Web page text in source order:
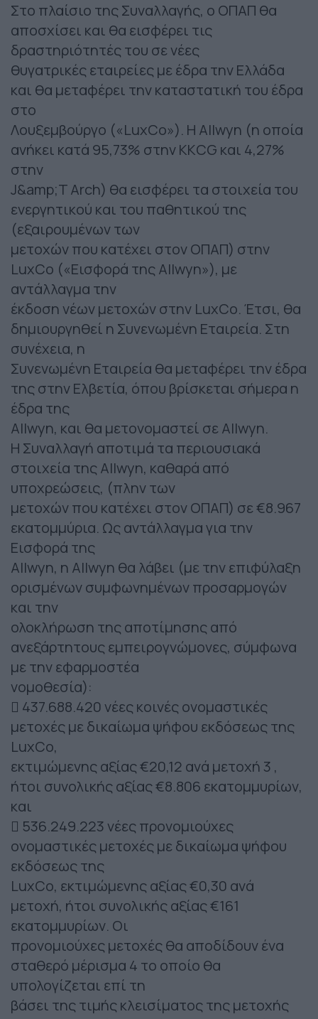
Στο πλαίσιο της Συναλλαγής, ο ΟΠΑΠ θα
αποσχίσει και θα εισφέρει τις
δραστηριότητές του σε νέες
θυγατρικές εταιρείες με έδρα την Ελλάδα
και θα μεταφέρει την καταστατική του έδρα
στο
Λουξεμβούργο («LuxCo»). Η Allwyn (η οποία
ανήκει κατά 95,73% στην KKCG και 4,27%
στην
J&amp;T Arch) θα εισφέρει τα στοιχεία του
ενεργητικού και του παθητικού της
(εξαιρουμένων των
μετοχών που κατέχει στον ΟΠΑΠ) στην
LuxCo («Εισφορά της Allwyn»), με
αντάλλαγμα την
έκδοση νέων μετοχών στην LuxCo. Έτσι, θα
δημιουργηθεί η Συνενωμένη Εταιρεία. Στη
συνέχεια, η
Συνενωμένη Εταιρεία θα μεταφέρει την έδρα
της στην Ελβετία, όπου βρίσκεται σήμερα η
έδρα της
Allwyn, και θα μετονομαστεί σε Allwyn.
Η Συναλλαγή αποτιμά τα περιουσιακά
στοιχεία της Allwyn, καθαρά από
υποχρεώσεις, (πλην των
μετοχών που κατέχει στον OΠΑΠ) σε €8.967
εκατομμύρια. Ως αντάλλαγμα για την
Εισφορά της
Allwyn, η Allwyn θα λάβει (με την επιφύλαξη
ορισμένων συμφωνημένων προσαρμογών
και την
ολοκλήρωση της αποτίμησης από
ανεξάρτητους εμπειρογνώμονες, σύμφωνα
με την εφαρμοστέα
νομοθεσία):
 437.688.420 νέες κοινές ονομαστικές
μετοχές με δικαίωμα ψήφου εκδόσεως της
LuxCo,
εκτιμώμενης αξίας €20,12 ανά μετοχή 3 ,
ήτοι συνολικής αξίας €8.806 εκατομμυρίων,
και
 536.249.223 νέες προνομιούχες
ονομαστικές μετοχές με δικαίωμα ψήφου
εκδόσεως της
LuxCo, εκτιμώμενης αξίας €0,30 ανά
μετοχή, ήτοι συνολικής αξίας €161
εκατομμυρίων. Οι
προνομιούχες μετοχές θα αποδίδουν ένα
σταθερό μέρισμα 4 το οποίο θα
υπολογίζεται επί τη
βάσει της τιμής κλεισίματος της μετοχής